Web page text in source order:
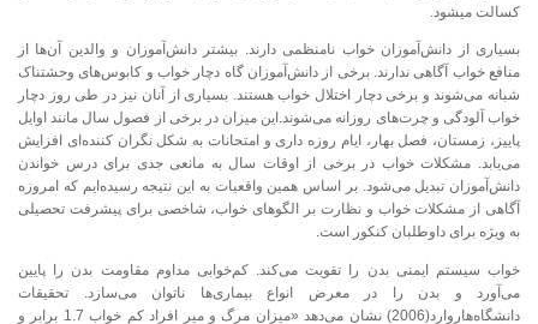
کسالت میشود.
بسیاری از دانش‌آموزان خواب نامنظمی دارند. بیشتر دانش‌آموزان و والدین آن‌ها از
منافع خواب آگاهی ندارند. برخی از دانش‌آموزان گاه دچار خواب و کابوس‌های وحشتناک
شبانه می‌شوند و برخی دچار اختلال خواب هستند. بسیاری از آنان نیز در طی روز دچار
خواب آلودگی و چرت‌های روزانه می‌شوند.این میزان در برخی از فصول سال مانند اوایل
پاییز، زمستان، فصل بهار، ایام روزه داری و امتحانات به شکل نگران کننده‌ای افزایش
می‌یابد. مشکلات خواب در برخی از اوقات سال به مانعی جدی برای درس خواندن
دانش‌آموزان تبدیل می‌شود. بر اساس همین واقعیات به این نتیجه رسیده‌ایم که امروزه
آگاهی از مشکلات خواب و نظارت بر الگوهای خواب، شاخصی برای پیشرفت تحصیلی
به ویژه برای داوطلبان کنکور است.
خواب سیستم ایمنی بدن را تقویت می‌کند. کم‌خوابی مداوم مقاومت بدن را پایین
می‌آورد و بدن را در معرض انواع بیماری‌ها ناتوان می‌سازد. تحقیقات
دانشگاه‌هاروارد(2006) نشان می‌دهد «میزان مرگ و میر افراد کم ‌خواب 1.7 برابر و